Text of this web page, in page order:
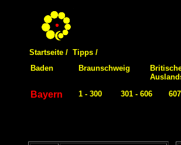
Startseite / Tipps /
Baden
Braunschweig
Bayern 1 - 300 301 - 606